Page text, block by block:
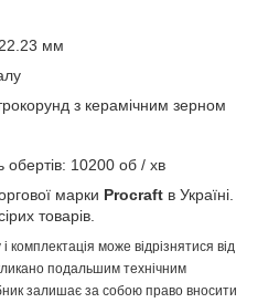
мм
з керамічним зерном
обертів: 10200 об / хв
марки Procraft в Україні.
товарів.
комплектація може відрізнятися від
подальшим технічним
залишає за собою право вносити